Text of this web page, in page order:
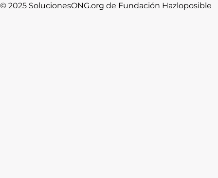
© 2025 SolucionesONG.org de Fundación Hazloposible